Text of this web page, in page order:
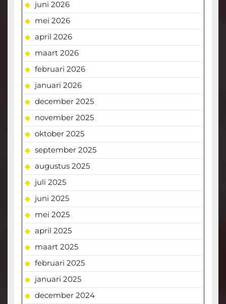
juni 2026
mei 2026
april 2026
maart 2026
februari 2026
januari 2026
december 2025
november 2025
oktober 2025
september 2025
augustus 2025
juli 2025
juni 2025
mei 2025
april 2025
maart 2025
februari 2025
januari 2025
december 2024